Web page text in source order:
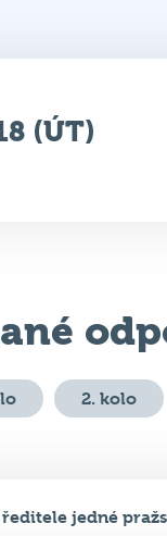
(ÚT)
2. kolo
jedné